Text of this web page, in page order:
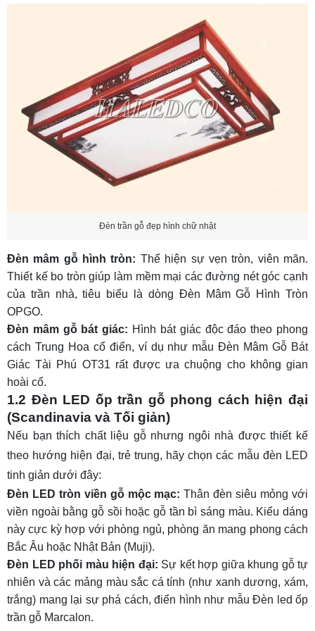
Đèn trần gỗ đẹp hình chữ nhật
Đèn mâm gỗ hình tròn: Thể hiện sự vẹn tròn, viên mãn.
Thiết kế bo tròn giúp làm mềm mại các đường nét góc cạnh
của trần nhà, tiêu biểu là dòng Đèn Mâm Gỗ Hình Tròn
OPGO.
Đèn mâm gỗ bát giác: Hình bát giác độc đáo theo phong
cách Trung Hoa cổ điển, ví dụ như mẫu Đèn Mâm Gỗ Bát
Giác Tài Phú OT31 rất được ưa chuộng cho không gian
hoài cổ.
1.2 Đèn LED ốp trần gỗ phong cách hiện đại
(Scandinavia và Tối giản)
Nếu bạn thích chất liệu gỗ nhưng ngôi nhà được thiết kế
theo hướng hiện đại, trẻ trung, hãy chọn các mẫu đèn LED
tinh giản dưới đây:
Đèn LED tròn viền gỗ mộc mạc: Thân đèn siêu mỏng với
viền ngoài bằng gỗ sồi hoặc gỗ tần bì sáng màu. Kiểu dáng
này cực kỳ hợp với phòng ngủ, phòng ăn mang phong cách
Bắc Âu hoặc Nhật Bản (Muji).
Đèn LED phối màu hiện đại: Sự kết hợp giữa khung gỗ tự
nhiên và các mảng màu sắc cá tính (như xanh dương, xám,
trắng) mang lại sự phá cách, điển hình như mẫu Đèn led ốp
trần gỗ Marcalon.